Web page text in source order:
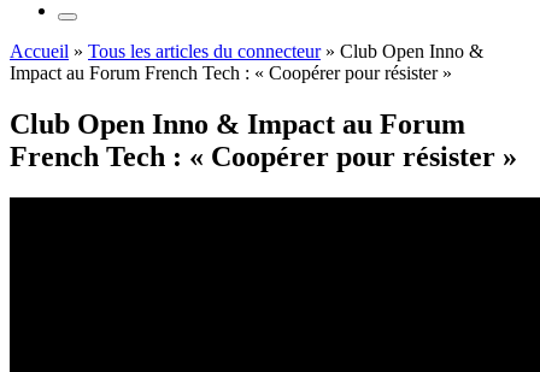
Accueil » Tous les articles du connecteur» Club Open Inno &
Impact au Forum French Tech : « Coopérer pour résister »
Club Open Inno & Impact au Forum
French Tech : « Coopérer pour résister »